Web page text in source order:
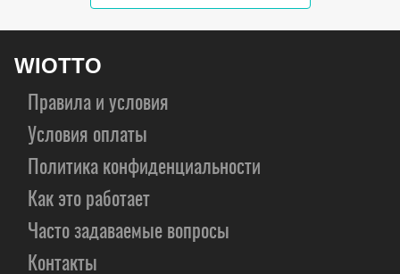
WIOTTO
Правила и условия
Условия оплаты
Политика конфиденциальности
Как это работает
Часто задаваемые вопросы
Контакты